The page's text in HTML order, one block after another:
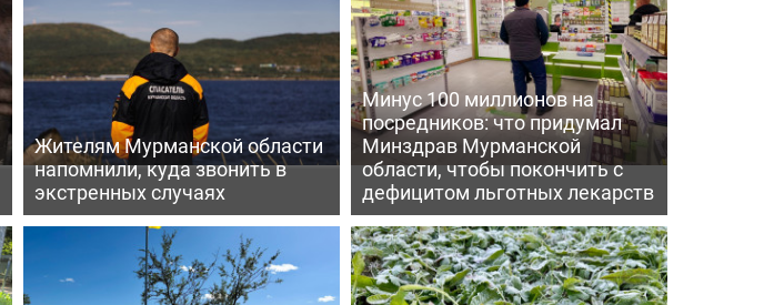
Жителям Мурманской области
напомнили, куда звонить в
экстренных случаях
Минус 100 миллионов на
посредников: что придумал
Минздрав Мурманской
области, чтобы покончить с
дефицитом льготных лекарств